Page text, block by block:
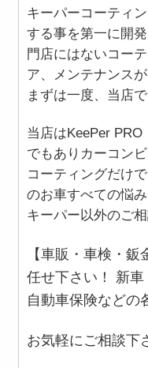
キーパーコーティ
する事を第一に開
門店にはないコー
ア、メンテナンス
まずは一度、当店
当店はKeePer
でもありカーコン
コーティングだけ
のお車すべての悩
キーパー以外のご
【車販・車検・
任せ下さい！ 新車
自動車保険などの
お気軽にご相談下